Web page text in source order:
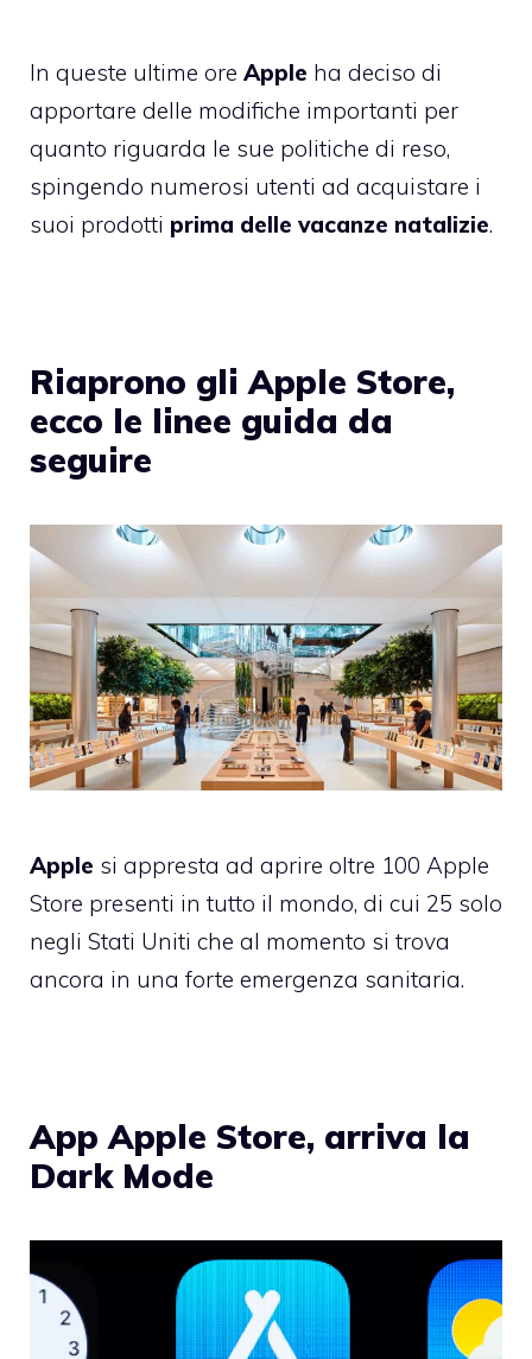
In queste ultime ore Apple ha deciso di
apportare delle modifiche importanti per
quanto riguarda le sue politiche di reso,
spingendo numerosi utenti ad acquistare i
suoi prodotti prima delle vacanze natalizie.
Riaprono gli Apple Store,
ecco le linee guida da
seguire
Apple si appresta ad aprire oltre 100 Apple
Store presenti in tutto il mondo, di cui 25 solo
negli Stati Uniti che al momento si trova
ancora in una forte emergenza sanitaria.
App Apple Store, arriva la
Dark Mode